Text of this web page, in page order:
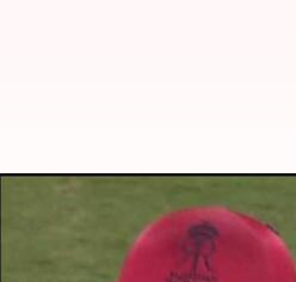
Shimron
Sirish Praharaju May 03, 2024